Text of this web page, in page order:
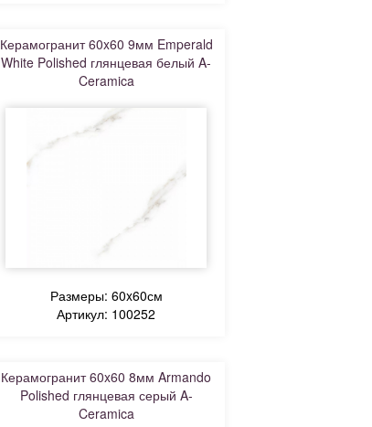
Керамогранит 60x60 9мм Emperald
White Polished глянцевая белый A-
Ceramica
Размеры: 60x60см
Артикул: 100252
Керамогранит 60x60 8мм Armando
Polished глянцевая серый A-
Ceramica